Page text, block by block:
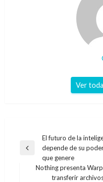
Ver
Navegación
de
entradas
Entrada
El futuro de la
depende de su
que genere
Entrada
Nothing presenta
transferir